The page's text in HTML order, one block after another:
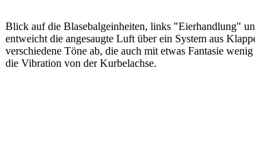
Blick auf die Blasebalgeinheiten, links "Eierhandlung"
entweicht die angesaugte Luft über ein System aus
verschiedene Töne ab, die auch mit etwas Fantasie
die Vibration von der Kurbelachse.